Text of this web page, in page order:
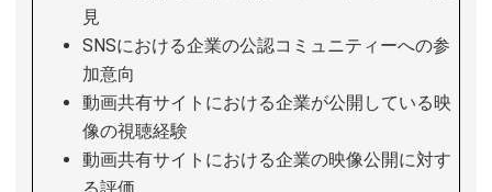
見
SNSにおける企業の公認コミュニティーへの参
加意向
動画共有サイトにおける企業が公開している映
像の視聴経験
動画共有サイトにおける企業の映像公開に対す